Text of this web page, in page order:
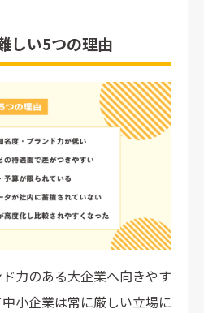
ソナ）と必須条件を明確にする
を回す
採用方法12選
ング
ドメディア
しい5つの理由
力のある大企業へ向きやす
小企業は常に厳しい立場に